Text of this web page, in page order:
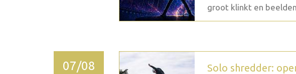
groot klinkt en beelden
07/08 Solo shredder: